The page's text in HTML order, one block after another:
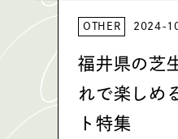
OTHER 2024-
福井県の芝
れで楽しめ
ト特集